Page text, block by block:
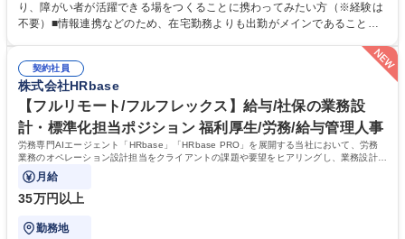
び運用のサポート(オペレーション業務:申請書の作成代行等) ■新規事業・
サービスの企画立案および推進 障がい者の方にどんな仕事があると良いか
します。 ■在宅勤務の障がい者社員とのコミュニケーションを通じた適性
やスキルの把握 ■AI活用業務など、既存領域を超えた案件の開拓 ■NTTデ
ータグループの会社へ提案活動 募集職種 【業務企画】未経験OK/正社員登
用実績90%以上/月残業～5H/在宅勤務可/社会貢献
り、障がい者が活躍できる場をつくることに携わってみたい方（※経験は
不要）■情報連携などのため、在宅勤務よりも出勤がメインであることに
や活躍の場を生む、唯一無二の社会貢献性を実感できます。 【正社員登
用】正社員登用を前提としておりますので、最短で1.5年～2年で正社員へ
の雇用切り替えとなります。過去の正社員登用率は90％です。 将来的に
は当社の中核となる管理職になって頂く事を期待しています。 正社員登用
に向け全力でサポートを行いますのでご安心ください。 学歴・資格 学
歴：大学院 大学 高専 短大 専修学校 高校 語学力： 資格：
契約社員
株式会社HRbase
【フルリモート/フルフレックス】給与/社保の業務設
計・標準化担当ポジション 福利厚生/労務/給与管理人事
労務専門AIエージェント「HRbase」「HRbase PRO」を展開する当社において、労務
業務のオペレーション設計担当をクライアントの課題や要望をヒアリングし、業務設計や
システム設定へと落とし込むポジションです。
月給
35万円以上
勤務地